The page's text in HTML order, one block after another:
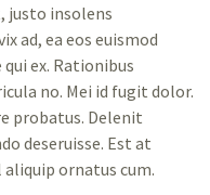
justo insolens
ad, ea eos euismod
ex. Rationibus
no. Mei id fugit dolor.
probatus. Delenit
deseruisse. Est at
ornatus cum.